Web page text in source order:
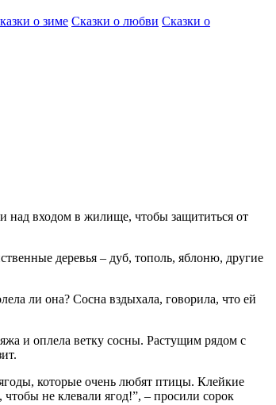
о зиме Сказки о любви Сказки о
над входом в жилище, чтобы защититься от
деревья – дуб, тополь, яблоню, другие
ли она? Сосна вздыхала, говорила, что ей
и оплела ветку сосны. Растущим рядом с
которые очень любят птицы. Клейкие
не клевали ягод!”, – просили сорок